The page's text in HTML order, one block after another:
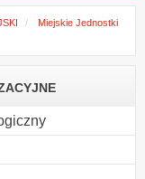
Miejskie Jednostki